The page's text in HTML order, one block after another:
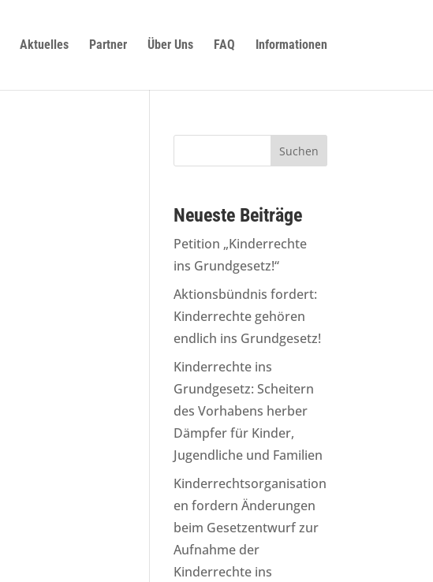
Aktuelles Partner Über Uns FAQ Informationen
Neueste Beiträge
Petition „Kinderrechte
ins Grundgesetz!“
Aktionsbündnis fordert:
Kinderrechte gehören
endlich ins Grundgesetz!
Kinderrechte ins
Grundgesetz: Scheitern
des Vorhabens herber
Dämpfer für Kinder,
Jugendliche und Familien
Kinderrechtsorganisation
en fordern Änderungen
beim Gesetzentwurf zur
Aufnahme der
Kinderrechte ins